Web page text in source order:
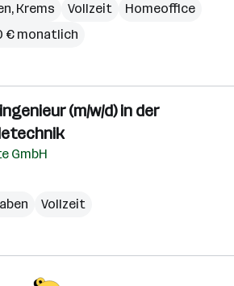
, Krems Vollzeit
Homeoffice
€ monatlich
(m/w/d) in der
GmbH
Vollzeit